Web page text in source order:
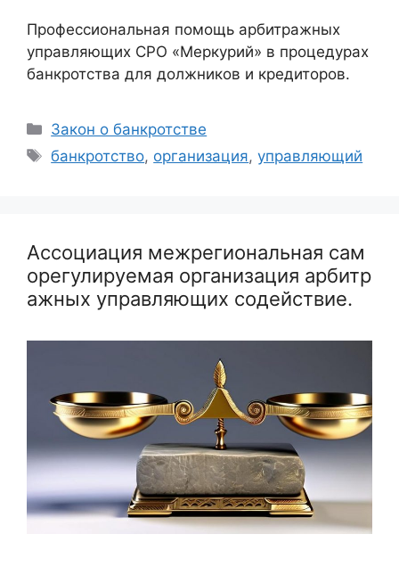
Профессиональная помощь арбитражных
управляющих СРО «Меркурий» в процедурах
банкротства для должников и кредиторов.
Рубрики
Закон о банкротстве
Метки
банкротство, организация,управляющий
Ассоциация межрегиональная сам
орегулируемая организация арбитр
ажных управляющих содействие.